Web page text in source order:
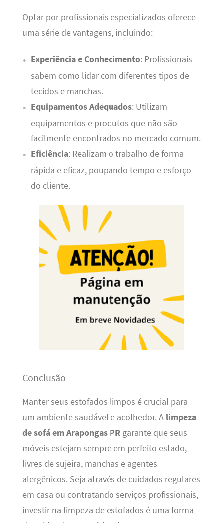
Optar por profissionais especializados oferece
uma série de vantagens, incluindo:
Experiência e Conhecimento: Profissionais
sabem como lidar com diferentes tipos de
tecidos e manchas.
Equipamentos Adequados: Utilizam
equipamentos e produtos que não são
facilmente encontrados no mercado comum.
Eficiência: Realizam o trabalho de forma
rápida e eficaz, poupando tempo e esforço
do cliente.
Conclusão
Manter seus estofados limpos é crucial para
um ambiente saudável e acolhedor. A limpeza
de sofá em Arapongas PRgarante que seus
móveis estejam sempre em perfeito estado,
livres de sujeira, manchas e agentes
alergênicos. Seja através de cuidados regulares
em casa ou contratando serviços profissionais,
investir na limpeza de estofados é uma forma